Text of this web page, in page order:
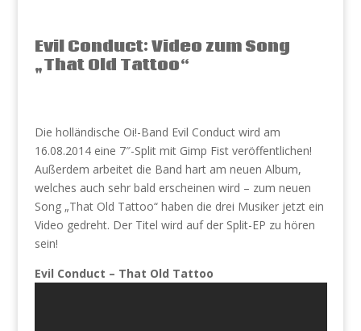
Evil Conduct: Video zum Song
„That Old Tattoo“
Die holländische Oi!-Band Evil Conduct wird am
16.08.2014 eine 7″-Split mit Gimp Fist veröffentlichen!
Außerdem arbeitet die Band hart am neuen Album,
welches auch sehr bald erscheinen wird – zum neuen
Song „That Old Tattoo“ haben die drei Musiker jetzt ein
Video gedreht. Der Titel wird auf der Split-EP zu hören
sein!
Evil Conduct – That Old Tattoo